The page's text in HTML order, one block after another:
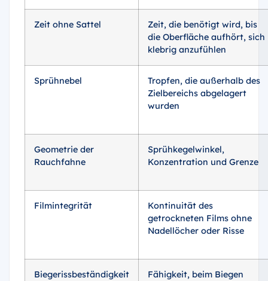
Zeit ohne Sattel
Zeit, die benötigt wird, bis
die Oberfläche aufhört, sich
klebrig anzufühlen
Sprühnebel
Tropfen, die außerhalb des
Zielbereichs abgelagert
wurden
Geometrie der
Rauchfahne
Sprühkegelwinkel,
Konzentration und Grenze
Filmintegrität
Kontinuität des
getrockneten Films ohne
Nadellöcher oder Risse
Biegerissbeständigkeit
Fähigkeit, beim Biegen